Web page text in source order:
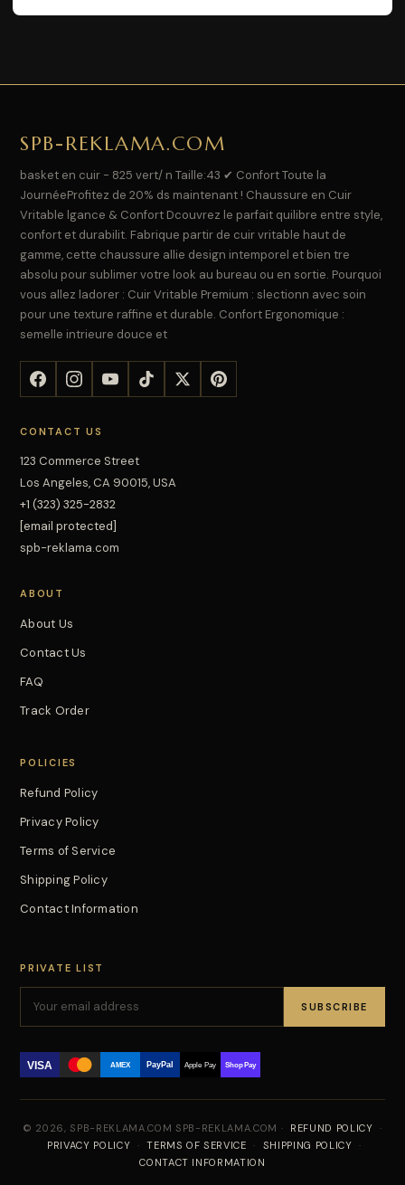
SPB-REKLAMA.COM
basket en cuir - 825 vert/ n Taille:43 ✔ Confort Toute la
JournéeProfitez de 20% ds maintenant ! Chaussure en Cuir
Vritable lgance & Confort Dcouvrez le parfait quilibre entre style,
confort et durabilit. Fabrique partir de cuir vritable haut de
gamme, cette chaussure allie design intemporel et bien tre
absolu pour sublimer votre look au bureau ou en sortie. Pourquoi
vous allez ladorer : Cuir Vritable Premium : slectionn avec soin
pour une texture raffine et durable. Confort Ergonomique :
semelle intrieure douce et
CONTACT US
123 Commerce Street
Los Angeles, CA 90015, USA
+1 (323) 325-2832
[email protected]
spb-reklama.com
ABOUT
About Us
Contact Us
FAQ
Track Order
POLICIES
Refund Policy
Privacy Policy
Terms of Service
Shipping Policy
Contact Information
PRIVATE LIST
SUBSCRIBE
VISA AMEX PayPal Apple Pay Shop Pay
© 2026, SPB-REKLAMA.COM SPB-REKLAMA.COM · REFUND POLICY ·
PRIVACY POLICY · TERMS OF SERVICE · SHIPPING POLICY ·
CONTACT INFORMATION